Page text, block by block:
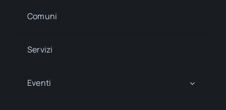
Comuni
Servizi
Eventi